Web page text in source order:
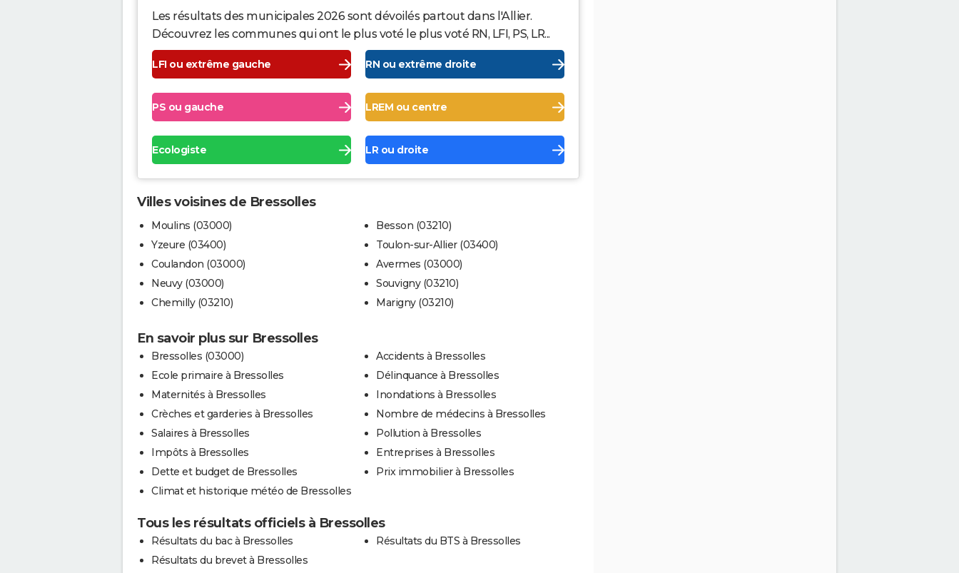
Les résultats des municipales 2026 sont dévoilés partout dans l'Allier.
Découvrez les communes qui ont le plus voté le plus voté RN, LFI, PS, LR...
LFI ou extrême gauche RN ou extrême droite
PS ou gauche LREM ou centre
Ecologiste LR ou droite
Villes voisines de Bressolles
Moulins (03000)
Yzeure (03400)
Coulandon (03000)
Neuvy (03000)
Chemilly (03210)
Besson (03210)
Toulon-sur-Allier (03400)
Avermes (03000)
Souvigny (03210)
Marigny (03210)
En savoir plus sur Bressolles
Bressolles (03000)
Ecole primaire à Bressolles
Maternités à Bressolles
Crèches et garderies à Bressolles
Salaires à Bressolles
Impôts à Bressolles
Dette et budget de Bressolles
Climat et historique météo de Bressolles
Accidents à Bressolles
Délinquance à Bressolles
Inondations à Bressolles
Nombre de médecins à Bressolles
Pollution à Bressolles
Entreprises à Bressolles
Prix immobilier à Bressolles
Tous les résultats officiels à Bressolles
Résultats du bac à Bressolles
Résultats du brevet à Bressolles
Résultats du BTS à Bressolles